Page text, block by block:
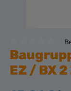
EZ / BX